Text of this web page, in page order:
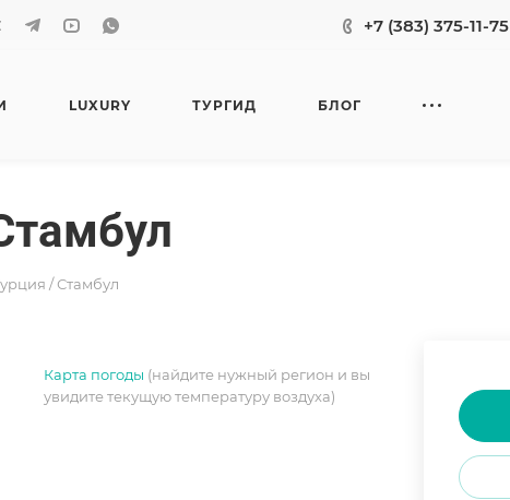
+7 (383) 375-11-75
LUXURY ТУРГИД БЛОГ
/ Стамбул
Карта погоды (найдите нужный регион и вы
увидите текущую температуру воздуха)